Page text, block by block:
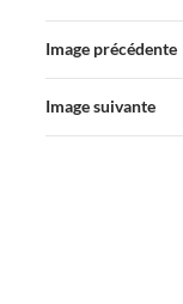
Image précédente
Image suivante